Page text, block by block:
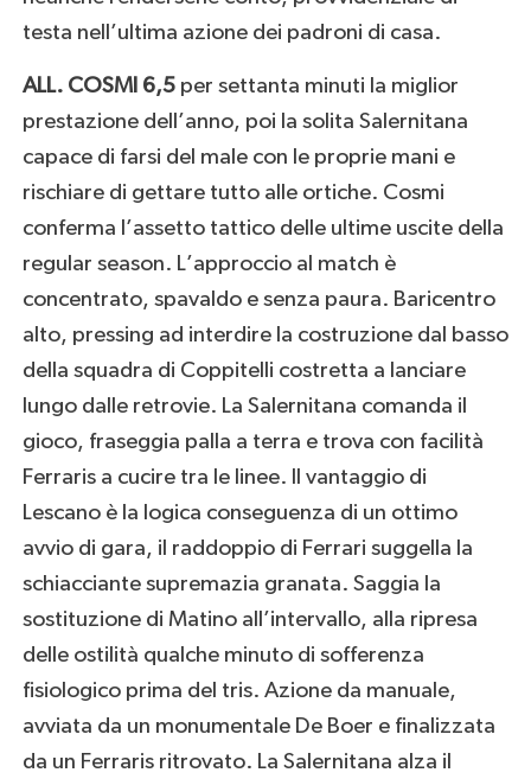
testa nell’ultima azione dei padroni di casa.
ALL. COSMI 6,5per settanta minuti la miglior
prestazione dell’anno, poi la solita Salernitana
capace di farsi del male con le proprie mani e
rischiare di gettare tutto alle ortiche. Cosmi
conferma l’assetto tattico delle ultime uscite della
regular season. L’approccio al match è
concentrato, spavaldo e senza paura. Baricentro
alto, pressing ad interdire la costruzione dal basso
della squadra di Coppitelli costretta a lanciare
lungo dalle retrovie. La Salernitana comanda il
gioco, fraseggia palla a terra e trova con facilità
Ferraris a cucire tra le linee. Il vantaggio di
Lescano è la logica conseguenza di un ottimo
avvio di gara, il raddoppio di Ferrari suggella la
schiacciante supremazia granata. Saggia la
sostituzione di Matino all’intervallo, alla ripresa
delle ostilità qualche minuto di sofferenza
fisiologico prima del tris. Azione da manuale,
avviata da un monumentale De Boer e finalizzata
da un Ferraris ritrovato. La Salernitana alza il